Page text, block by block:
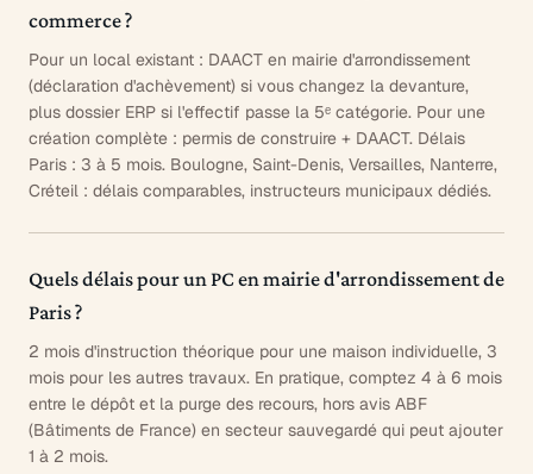
commerce ?
Pour un local existant : DAACT en mairie d'arrondissement
(déclaration d'achèvement) si vous changez la devanture,
plus dossier ERP si l'effectif passe la 5ᵉ catégorie. Pour une
création complète : permis de construire + DAACT. Délais
Paris : 3 à 5 mois. Boulogne, Saint-Denis, Versailles, Nanterre,
Créteil : délais comparables, instructeurs municipaux dédiés.
Quels délais pour un PC en mairie d'arrondissement de
Paris ?
2 mois d'instruction théorique pour une maison individuelle, 3
mois pour les autres travaux. En pratique, comptez 4 à 6 mois
entre le dépôt et la purge des recours, hors avis ABF
(Bâtiments de France) en secteur sauvegardé qui peut ajouter
1 à 2 mois.